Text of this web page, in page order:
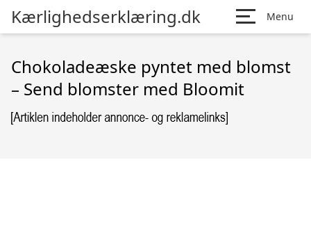
Kærlighedserklæring.dk Menu
Chokoladeæske pyntet med blomst
– Send blomster med Bloomit